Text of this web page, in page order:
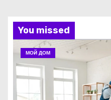
You missed
МОЙ ДОМ